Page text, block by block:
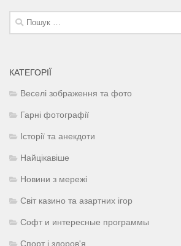
Пошук:
КАТЕГОРІЇ
Веселі зображення та фото
Гарні фотографії
Історії та анекдоти
Найцікавіше
Новини з мережі
Світ казино та азартних ігор
Софт и интересные программы
Спорт і здоров'я